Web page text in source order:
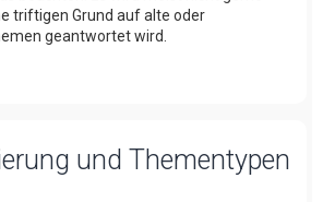
triftigen Grund auf alte oder
geantwortet wird.
und Thementypen